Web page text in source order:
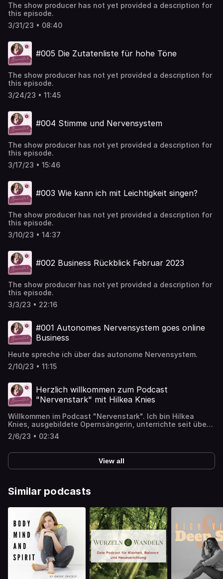
The show producer has not yet provided a description for
this episode.
3/31/23 • 08:40
#005 Die Zutatenliste für hohe Töne
The show producer has not yet provided a description for
this episode.
3/24/23 • 11:45
#004 Stimme und Nervensystem
The show producer has not yet provided a description for
this episode.
3/17/23 • 15:46
#003 Wie kann ich mit Leichtigkeit singen?
The show producer has not yet provided a description for
this episode.
3/10/23 • 14:37
#002 Business Rückblick Februar 2023
The show producer has not yet provided a description for
this episode.
3/3/23 • 22:16
#001 Autonomes Nervensystem goes online
Business
Heute spreche ich über das autonome Nervensystem.
2/10/23 • 11:15
Herzlich willkommen zum Podcast
"Nervenstark" mit Hilkea Knies
Willkommen im Podcast "Nervenstark". Ich bin Hilkea
Knies, ausgebildete Opernsängerin, unterrichte seit über
30 Jahren. Und liebe Stimmen. In diesem Podcast erfährst
Du alles Mögliche rund um die Stimme, die Oper, die
Leben und mich.
2/6/23 • 02:34
View all
Similar podcasts